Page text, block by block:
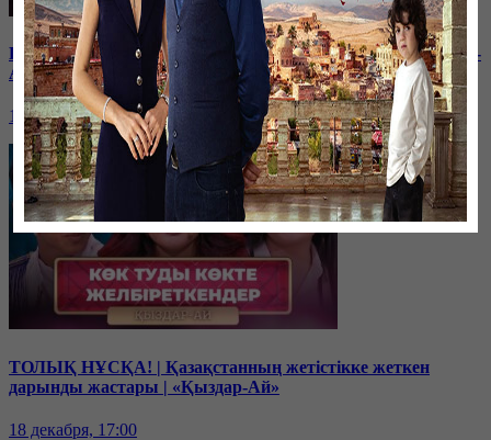
Балам мектептегі буллингтен кейін өзгеріп кетті | «Қыздар-
Ай»
19 декабря, 17:00
ТОЛЫҚ НҰСҚА! | Қазақстанның жетістікке жеткен
дарынды жастары | «Қыздар-Ай»
18 декабря, 17:00